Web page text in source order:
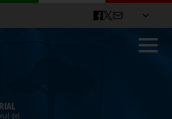
del